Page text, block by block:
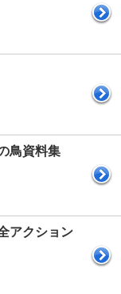
鳥資料集
アクション